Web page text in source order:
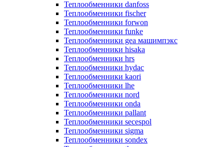
Теплообменники danfoss
Теплообменники fischer
Теплообменники forwon
Теплообменники funke
Теплообменники gea машимпэкс
Теплообменники hisaka
Теплообменники hrs
Теплообменники hydac
Теплообменники kaori
Теплообменники lhe
Теплообменники nord
Теплообменники onda
Теплообменники pallant
Теплообменники secespol
Теплообменники sigma
Теплообменники sondex